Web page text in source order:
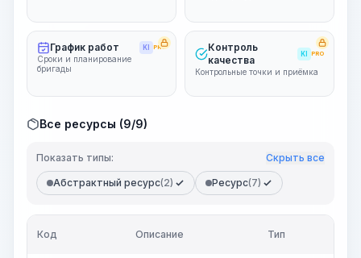
График работ KI PRO
Сроки и планирование
бригады
Контроль
качества
KI PRO
Контрольные точки и приёмка
Все ресурсы (9/9)
Показать типы: Скрыть все
Абстрактный ресурс(2) Ресурс(7)
Код Описание Тип